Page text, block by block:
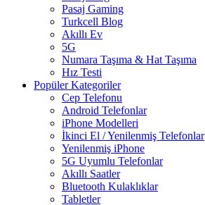
Pasaj Gaming
Turkcell Blog
Akıllı Ev
5G
Numara Taşıma & Hat Taşıma
Hız Testi
Popüler Kategoriler
Cep Telefonu
Android Telefonlar
iPhone Modelleri
İkinci El / Yenilenmiş Telefonlar
Yenilenmiş iPhone
5G Uyumlu Telefonlar
Akıllı Saatler
Bluetooth Kulaklıklar
Tabletler